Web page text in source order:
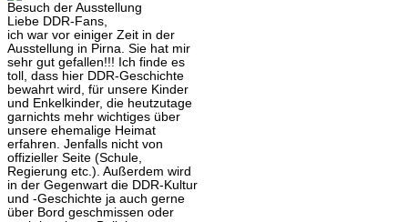
Besuch der Ausstellung
Liebe DDR-Fans,
ich war vor einiger Zeit in der
Ausstellung in Pirna. Sie hat mir
sehr gut gefallen!!! Ich finde es
toll, dass hier DDR-Geschichte
bewahrt wird, für unsere Kinder
und Enkelkinder, die heutzutage
garnichts mehr wichtiges über
unsere ehemalige Heimat
erfahren. Jenfalls nicht von
offizieller Seite (Schule,
Regierung etc.). Außerdem wird
in der Gegenwart die DDR-Kultur
und -Geschichte ja auch gerne
über Bord geschmissen oder